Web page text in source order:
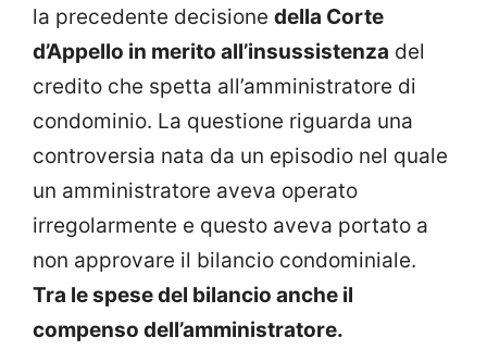
la precedente decisione della Corte
d’Appello in merito all’insussistenza del
credito che spetta all’amministratore di
condominio. La questione riguarda una
controversia nata da un episodio nel quale
un amministratore aveva operato
irregolarmente e questo aveva portato a
non approvare il bilancio condominiale.
Tra le spese del bilancio anche il
compenso dell’amministratore.